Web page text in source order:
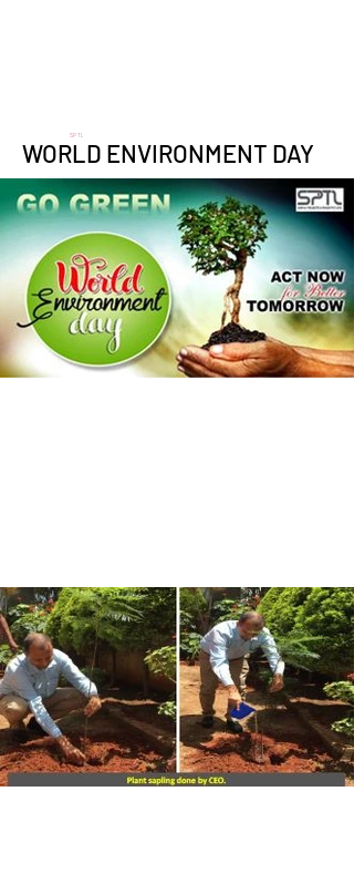
WORLD ENVIRONMENT DAY
SPTL